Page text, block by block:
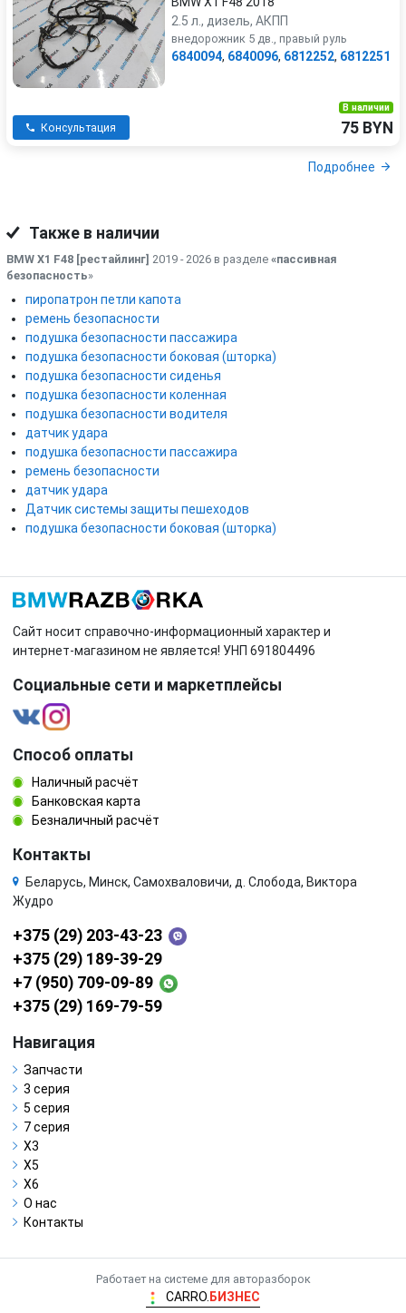
2.5 л., дизель, АКПП
внедорожник 5 дв., правый руль
6840094, 6840096, 6812252, 6812251
Консультация
В наличии
75 BYN
Подробнее
Также в наличии
BMW X1 F48 [рестайлинг] 2019 - 2026 в разделе «пассивная
безопасность»
пиропатрон петли капота
ремень безопасности
подушка безопасности пассажира
подушка безопасности боковая (шторка)
подушка безопасности сиденья
подушка безопасности коленная
подушка безопасности водителя
датчик удара
подушка безопасности пассажира
ремень безопасности
датчик удара
Датчик системы защиты пешеходов
подушка безопасности боковая (шторка)
Сайт носит справочно-информационный характер и
интернет-магазином не является! УНП 691804496
Социальные сети и маркетплейсы
Способ оплаты
Наличный расчёт
Банковская карта
Безналичный расчёт
Контакты
Беларусь, Минск, Самохваловичи, д. Слобода, Виктора
Жудро
+375 (29) 203-43-23
+375 (29) 189-39-29
+7 (950) 709-09-89
+375 (29) 169-79-59
Навигация
Запчасти
3 серия
5 серия
7 серия
X3
X5
X6
О нас
Контакты
Работает на системе для авторазборок
CARRO. БИЗНЕС